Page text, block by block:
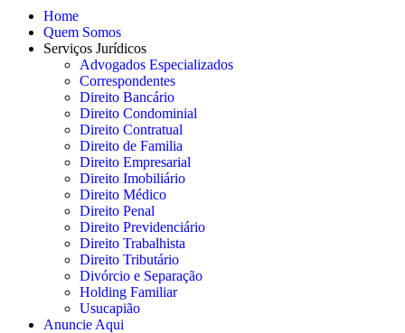
Home
Quem Somos
Serviços Jurídicos
Advogados Especializados
Correspondentes
Direito Bancário
Direito Condominial
Direito Contratual
Direito de Familia
Direito Empresarial
Direito Imobiliário
Direito Médico
Direito Penal
Direito Previdenciário
Direito Trabalhista
Direito Tributário
Divórcio e Separação
Holding Familiar
Usucapião
Anuncie Aqui